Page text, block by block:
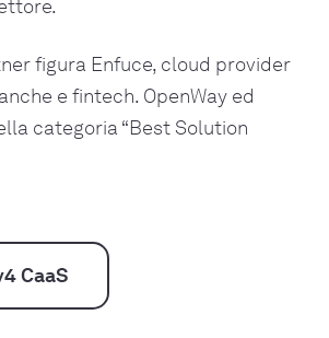
figura Enfuce, cloud provider
e fintech. OpenWay ed
categoria “Best Solution
CaaS